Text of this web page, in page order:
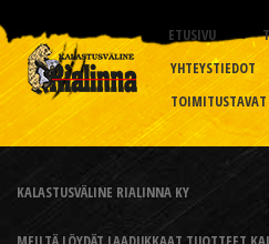
ETUSIVU
YHTEYSTIEDOT
TOIMITUSTAVAT
KALASTUSVÄLINE RIALINNA KY